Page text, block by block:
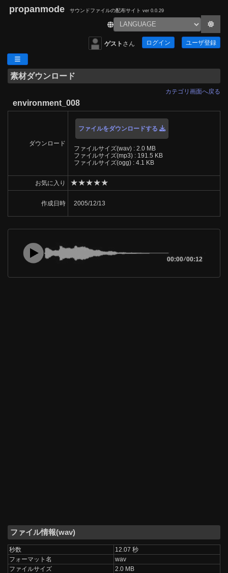
propanmode サウンドファイルの配布サイト ver 0.0.29
ゲスト さん ログイン ユーザ登録
素材ダウンロード
カテゴリ画面へ戻る
environment_008
ダウンロード
ファイルをダウンロードする
ファイルサイズ(wav) : 2.0 MB
ファイルサイズ(mp3) : 191.5 KB
ファイルサイズ(ogg) : 4.1 KB
お気に入り ★★★★★
作成日時 2005/12/13
00:00/00:12
ファイル情報(wav)
秒数
12.07 秒
フォーマット名
wav
ファイルサイズ
2.0 MB